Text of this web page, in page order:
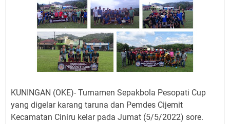
Mewah, Belum Tentu Indah
Sudahkah Kita Merdeka Dari Hawa Nafsu?
Agenda Kegiatan Bupati Kuningan Kamis 6 Agustus
2026 Ada Tiga Acara
KUNINGAN (OKE)- Turnamen Sepakbola Pesopati Cup
yang digelar karang taruna dan Pemdes Cijemit
Kecamatan Ciniru kelar pada Jumat (5/5/2022) sore.